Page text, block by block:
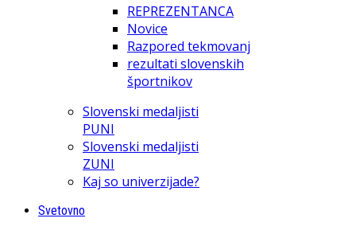
REPREZENTANCA
Novice
Razpored tekmovanj
rezultati slovenskih
športnikov
Slovenski medaljisti
PUNI
Slovenski medaljisti
ZUNI
Kaj so univerzijade?
Svetovno